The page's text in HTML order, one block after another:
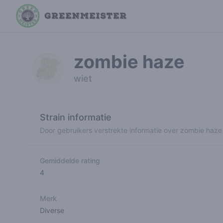
zombie haze
wiet
Strain informatie
Door gebruikers verstrekte informatie over zombie haze
Gemiddelde rating
4
Merk
Diverse